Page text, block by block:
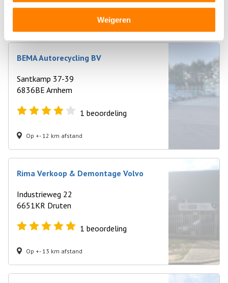
Weigeren
BEMA Autorecycling BV
Santkamp 37-39
6836BE Arnhem
1 beoordeling
Op +- 12 km afstand
Rima Verkoop & Demontage Volvo
Industrieweg 22
6651KR Druten
1 beoordeling
Op +- 13 km afstand